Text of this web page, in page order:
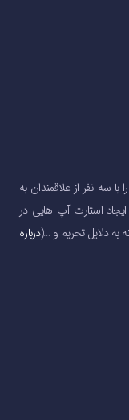
را با سه نفر از علاقمندان به
استارت آپ هایی در
به دلایل تحریم و …(درباره